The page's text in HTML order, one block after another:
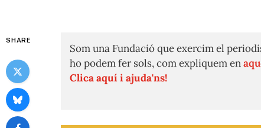
SHARE
Som una Fundació que exercim el
ho podem fer sols, com expliquem en
Clica aquí i ajuda'ns!